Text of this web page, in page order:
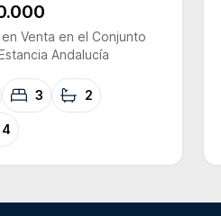
en Venta en el Conjunto
Andalucía
3 2
4